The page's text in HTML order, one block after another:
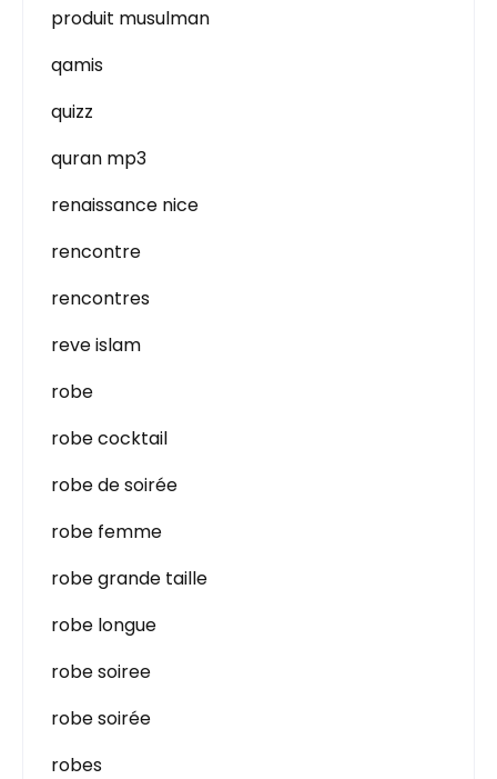
produit musulman
qamis
quizz
quran mp3
renaissance nice
rencontre
rencontres
reve islam
robe
robe cocktail
robe de soirée
robe femme
robe grande taille
robe longue
robe soiree
robe soirée
robes